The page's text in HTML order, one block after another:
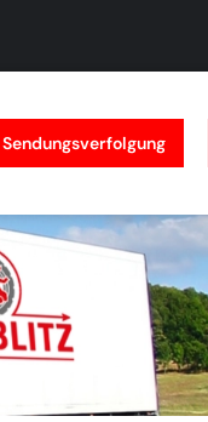
Sendungsverfolgung